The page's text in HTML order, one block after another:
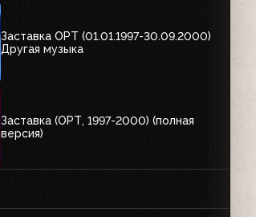
Заставка ОРТ (01.01.1997-30.09.2000)
Другая музыка
Заставка (ОРТ, 1997-2000) (полная
версия)